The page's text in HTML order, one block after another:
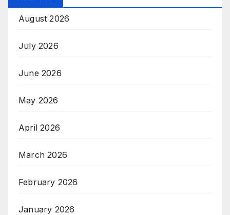
August 2026
July 2026
June 2026
May 2026
April 2026
March 2026
February 2026
January 2026